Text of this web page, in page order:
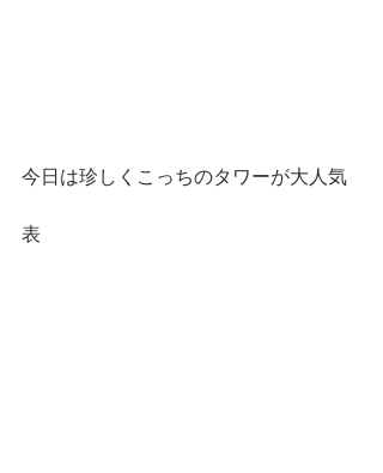
今日は珍しくこっちのタワーが大人気
表